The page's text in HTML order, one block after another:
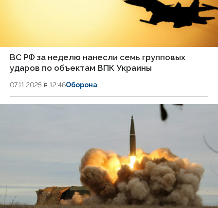
ВС РФ за неделю нанесли семь групповых
ударов по объектам ВПК Украины
07.11.2025 в 12:46Оборона